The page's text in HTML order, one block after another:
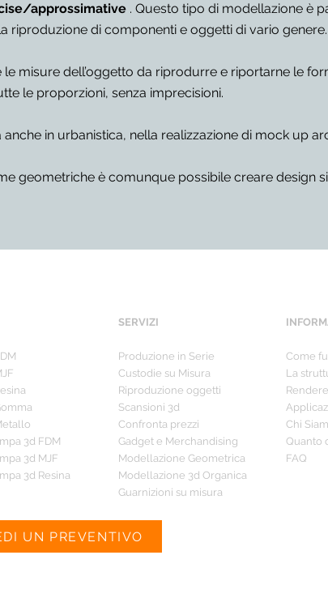
approssimative . Questo tipo di modellazione è
riproduzione di componenti e oggetti di vario genere.
misure dell’oggetto da riprodurre e riportarne le
le proporzioni, senza imprecisioni.
in urbanistica, nella realizzazione di mock up
geometriche è comunque possibile creare design
3d FDM
3d MJF
3d Resina
SERVIZI
Produzione in Serie
Custodie su Misura
Riproduzione oggetti
Scansioni 3d
Confronta prezzi
Gadget e Merchandising
Modellazione Geometrica
Modellazione 3d Organica
Guarnizioni su misura
Come
La
Chi
Quanto
FAQ
UN PREVENTIVO